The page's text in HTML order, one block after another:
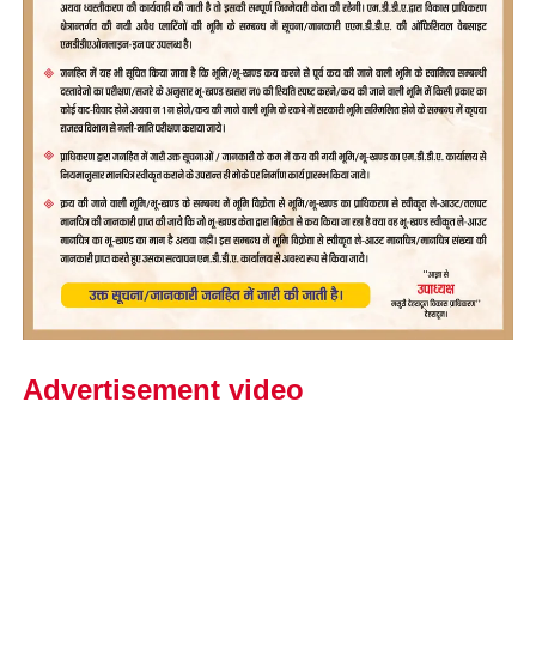
Advertisement video